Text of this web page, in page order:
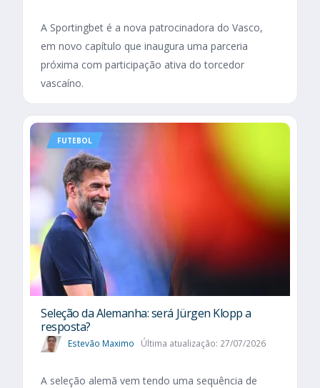
A Sportingbet é a nova patrocinadora do Vasco,
em novo capítulo que inaugura uma parceria
próxima com participação ativa do torcedor
vascaíno.
FUTEBOL
Seleção da Alemanha: será Jürgen Klopp a
resposta?
Estevão Maximo Última atualização: 27/07/2026
A seleção alemã vem tendo uma sequência de